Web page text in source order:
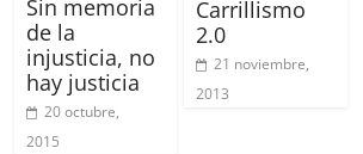
Sin memoria
de la
injusticia, no
hay justicia
20 octubre,
2015
Carrillismo
2.0
21 noviembre,
2013